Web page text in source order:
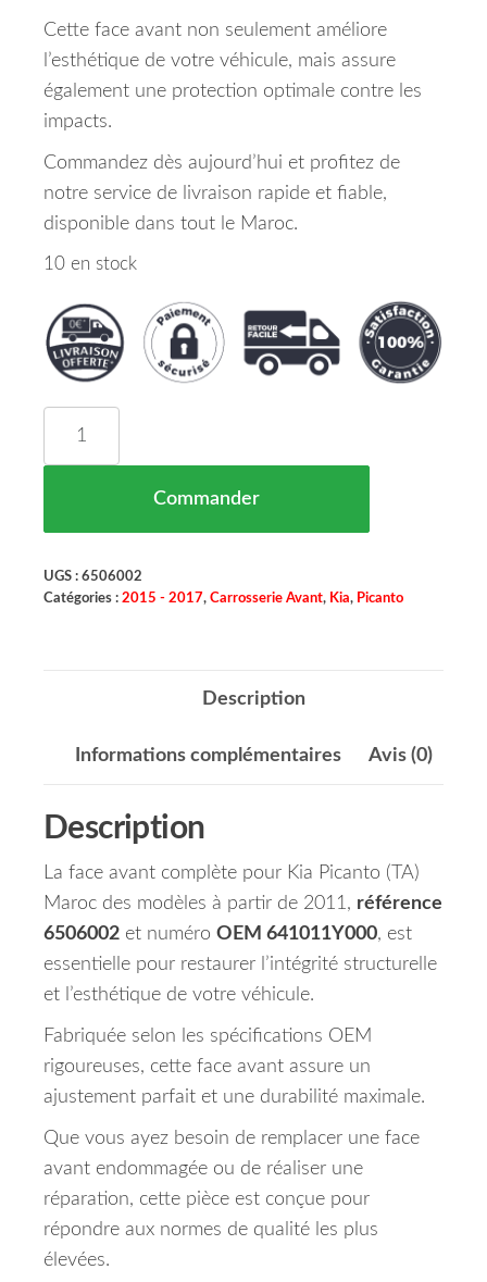
Cette face avant non seulement améliore
l’esthétique de votre véhicule, mais assure
également une protection optimale contre les
impacts.
Commandez dès aujourd’hui et profitez de
notre service de livraison rapide et fiable,
disponible dans tout le Maroc.
10 en stock
Commander
UGS : 6506002
Catégories : 2015 - 2017, Carrosserie Avant, Kia, Picanto
Description
Informations complémentaires Avis (0)
Description
La face avant complète pour Kia Picanto (TA)
Maroc des modèles à partir de 2011, référence
6506002 et numéro OEM 641011Y000, est
essentielle pour restaurer l’intégrité structurelle
et l’esthétique de votre véhicule.
Fabriquée selon les spécifications OEM
rigoureuses, cette face avant assure un
ajustement parfait et une durabilité maximale.
Que vous ayez besoin de remplacer une face
avant endommagée ou de réaliser une
réparation, cette pièce est conçue pour
répondre aux normes de qualité les plus
élevées.